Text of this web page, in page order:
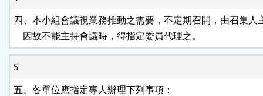
四、本小組會議視業務推動之需要，不定期召開，由召集人
    因故不能主持會議時，得指定委員代理之。
5
五、各單位應指定專人辦理下列事項：